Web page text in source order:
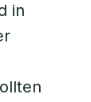
in